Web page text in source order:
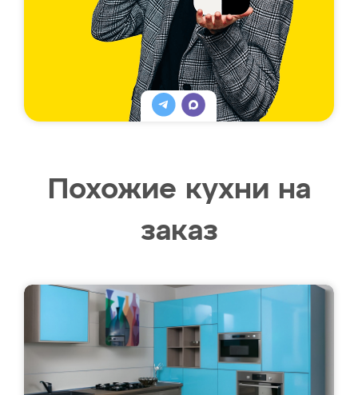
Похожие кухни на
заказ